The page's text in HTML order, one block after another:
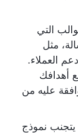
التي
مثل
العملاء.
أهدافك
عليه من
نموذج